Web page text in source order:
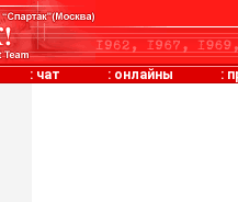
: чат : онлайны :